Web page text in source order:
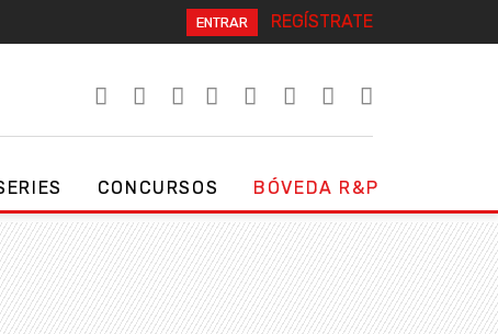
ENTRAR REGÍSTRATE
CONCURSOS BÓVEDA R&P